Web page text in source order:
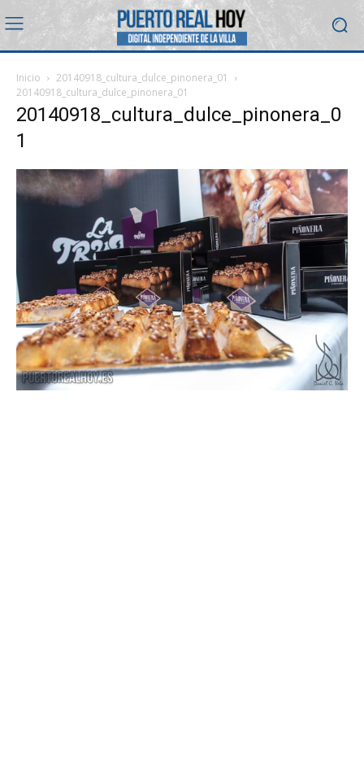
Inicio
20140918_cultura_dulce_pinonera_01
20140918_cultura_dulce_pinonera_01
20140918_cultura_dulce_pinonera_0
1